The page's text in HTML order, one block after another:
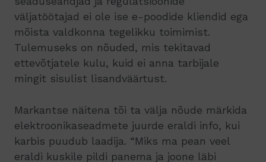
väljatöötajad ei ole ise e-poodide kliendid ega
mõista valdkonna tegelikku toimimist.
Tulemuseks on nõuded, mis tekitavad
ettevõtjatele kulu, kuid ei anna tarbijale
mingit sisulist lisandväärtust.
Markantse näitena tõi ta välja nõude märkida
elektroonikaseadmete juurde eraldi info, kui
karbis puudub laadija. “Miks ma pean veel
eraldi kuskile pildi panema ja joone läbi